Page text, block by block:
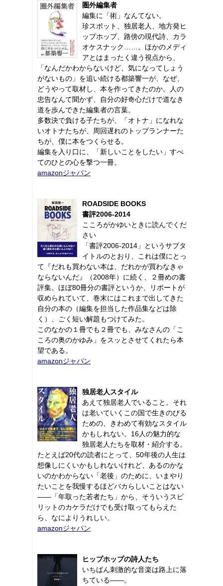
圏外編集者
編集に「術」なんてない。
珍スポット、独居老人、地方発ヒ
ップホップ、路傍の現代詩、カラ
オケスナック……。ほかのメディ
アとはまったく違う視点から、
「なんだかわからないけど、気になってしょう
がないもの」を追い続ける都築響一が、なぜ、
どうやって取材し、本を作ってきたのか。人の
忠告なんて聞かず、自分の好奇心だけで道なき
道を歩んできた編集者の言葉。
多数決で負ける子たちが、「オトナ」になれな
いオトナたちが、周回遅れのトップランナーた
ちが、僕に本をつくらせる。
編集を入り口に、「新しいことをしたい」すべ
てのひとの心を撃つ一冊。
amazonジャパン
ROADSIDE BOOKS
書評2006-2014
こころがかゆいときに読んでくだ
さい
「書評2006-2014」というサブタ
イトルのとおり、これは僕にとっ
て『だれも買わない本は、だれかが買わなきゃ
ならないんだ』（2008年）に続く、２冊めの書
評集。ほぼ80冊分の書評というか、リポートが
収められていて、巻末にはこれまで出してきた
自分の本の（編集を担当した作品集などは除
く）、ごく短い解題もつけてみた。
このなかの１冊でも２冊でも、みなさんの「こ
ころの奥のかゆみ」をスッとさせてくれたら本
望である。
amazonジャパン
独居老人スタイル
あえて独居老人でいること。それ
は老いていくこの国で生きのびる
ための、きわめて有効なスタイル
かもしれない。16人の魅力的な
独居老人たちを取材・紹介する。
たとえば20代の読者にとって、50年後の人生は
想像しにくいかもしれないけれど、あるのかな
いのかわからない「老後」のために、いまやり
たいことを我慢するほどバカらしいことはない
――「年取った若者たち」から、そういうスピ
リットのカケラだけでも受け取ってもらえた
ら、なによりうれしい。
amazonジャパン
ヒップホップの詩人たち
いちばん刺激的な音楽は路上に落
ちている――。